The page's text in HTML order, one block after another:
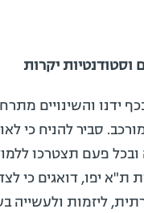
וסטודנטיות יקרות
ידנו והשינויים
סביר להניח כי
פעם תצטרכו
יפו, דואגים כי
ליזמות